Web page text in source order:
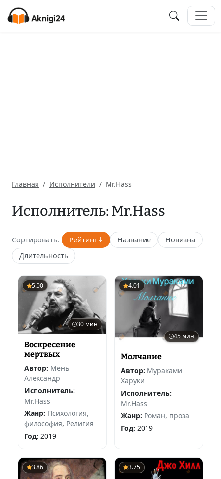
Главная Исполнители Mr.Hass
Исполнитель: Mr.Hass
Сортировать: Рейтинг Название
Новизна
Длительность
5.00
30 мин
Воскресение
мертвых
Автор: Мень
Александр
Исполнитель:
Mr.Hass
Жанр: Психология,
философия, Религия
Год: 2019
4.01
45 мин
Молчание
Автор: Мураками
Харуки
Исполнитель:
Mr.Hass
Жанр: Роман, проза
Год: 2019
3.86 3.75